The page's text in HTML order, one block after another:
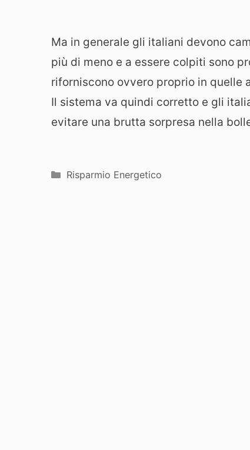
Ma in generale gli italiani devono
più di meno e a essere colpiti sono
riforniscono ovvero proprio in quelle
Il sistema va quindi corretto e gli
evitare una brutta sorpresa nella
Categorie
Risparmio Energetico